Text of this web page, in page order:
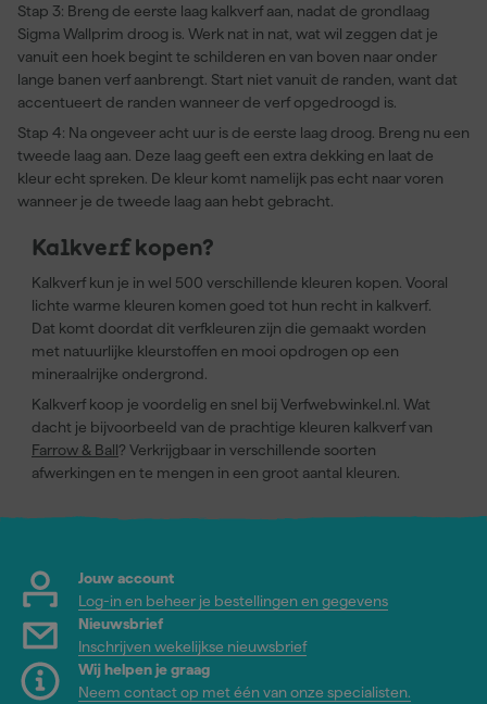
Stap 3: Breng de eerste laag kalkverf aan, nadat de grondlaag
Sigma Wallprim droog is. Werk nat in nat, wat wil zeggen dat je
vanuit een hoek begint te schilderen en van boven naar onder
lange banen verf aanbrengt. Start niet vanuit de randen, want dat
accentueert de randen wanneer de verf opgedroogd is.
Stap 4: Na ongeveer acht uur is de eerste laag droog. Breng nu een
tweede laag aan. Deze laag geeft een extra dekking en laat de
kleur echt spreken. De kleur komt namelijk pas echt naar voren
wanneer je de tweede laag aan hebt gebracht.
Kalkverf kopen?
Kalkverf kun je in wel 500 verschillende kleuren kopen. Vooral
lichte warme kleuren komen goed tot hun recht in kalkverf.
Dat komt doordat dit verfkleuren zijn die gemaakt worden
met natuurlijke kleurstoffen en mooi opdrogen op een
mineraalrijke ondergrond.
Kalkverf koop je voordelig en snel bij Verfwebwinkel.nl. Wat
dacht je bijvoorbeeld van de prachtige kleuren kalkverf van
Farrow & Ball? Verkrijgbaar in verschillende soorten
afwerkingen en te mengen in een groot aantal kleuren.
Jouw account
Log-in en beheer je bestellingen en gegevens
Nieuwsbrief
Inschrijven wekelijkse nieuwsbrief
Wij helpen je graag
Neem contact op met één van onze specialisten.